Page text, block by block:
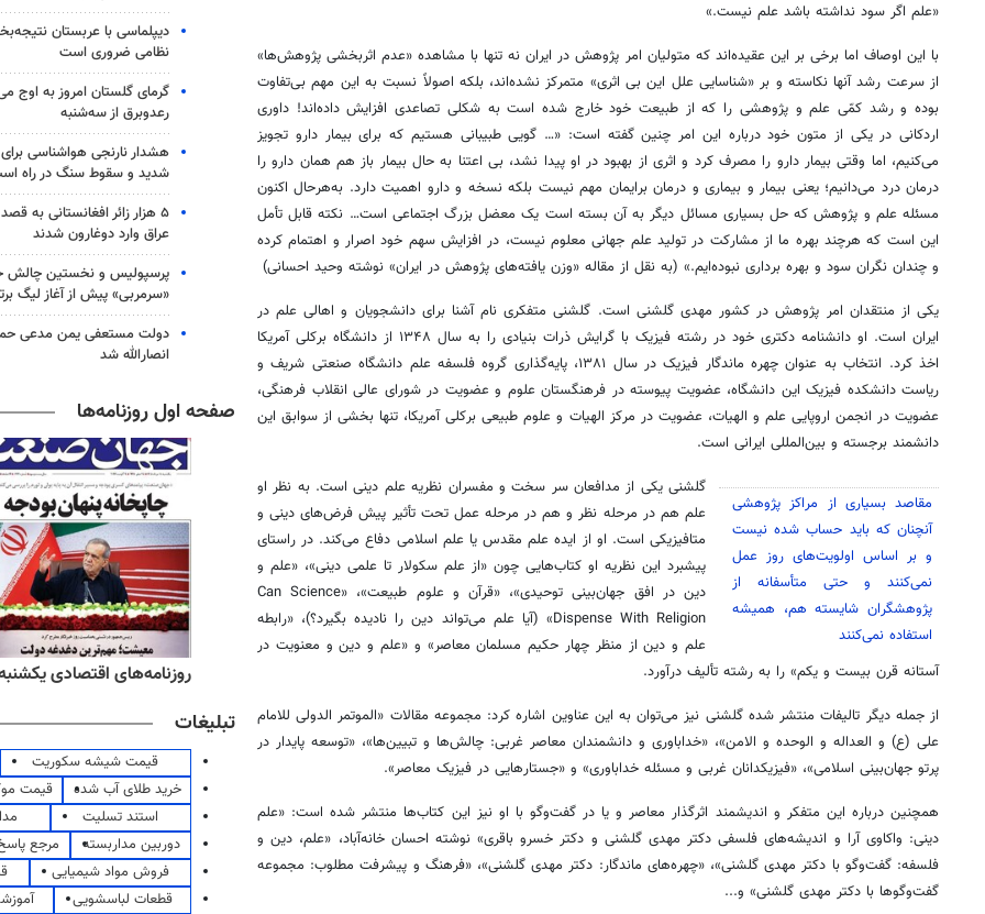
«علم اگر سود نداشته باشد علم نیست.»
با این اوصاف اما برخی بر این عقیده‌اند که متولیان امر پژوهش در ایران نه تنها با مشاهده «عدم اثربخشی پژوهش‌‎ها»
از سرعت رشد آنها نکاسته و بر «شناسایی علل این بی ‎اثری» متمرکز نشده‌‎اند، بلکه اصولاً نسبت به این مهم بی‌تفاوت
بوده و رشد کمّی علم و پژوهشی را که از طبیعت خود خارج شده است به شکلی تصاعدی افزایش داده‌‎اند! داوری
اردکانی در یکی از متون خود درباره این امر چنین گفته است: «… گویی طبیبانی هستیم که برای بیمار دارو تجویز
می‌کنیم، اما وقتی بیمار دارو را مصرف کرد و اثری از بهبود در او پیدا نشد، بی اعتنا به حال بیمار باز هم همان دارو را
درمان درد می‌دانیم؛ یعنی بیمار و بیماری و درمان برایمان مهم نیست بلکه نسخه و دارو اهمیت دارد. به‌هرحال اکنون
مسئله علم و پژوهش که حل بسیاری مسائل دیگر به آن بسته است یک معضل بزرگ اجتماعی است… نکته قابل تأمل
این است که هرچند بهره ما از مشارکت در تولید علم جهانی معلوم نیست، در افزایش سهم خود اصرار و اهتمام کرده
و چندان نگران سود و بهره ‎برداری نبوده‌‎ایم.» (به نقل از مقاله «وزن یافته‌های پژوهش در ایران» نوشته وحید احسانی)
یکی از منتقدان امر پژوهش در کشور مهدی گلشنی است. گلشنی متفکری نام آشنا برای دانشجویان و اهالی علم در
ایران است. او دانشنامه دکتری خود در رشته فیزیک با گرایش ذرات بنیادی را به سال ۱۳۴۸ از دانشگاه برکلی آمریکا
اخذ کرد. انتخاب به عنوان چهره ماندگار فیزیک در سال ۱۳۸۱، پایه‌گذاری گروه فلسفه علم دانشگاه صنعتی شریف و
ریاست دانشکده فیزیک این دانشگاه، عضویت پیوسته در فرهنگستان علوم و عضویت در شورای عالی انقلاب فرهنگی،
عضویت در انجمن اروپایی علم و الهیات، عضویت در مرکز الهیات و علوم طبیعی برکلی آمریکا، تنها بخشی از سوابق این
دانشمند برجسته و بین‌المللی ایرانی است.
مقاصد بسیاری از مراکز پژوهشی
آنچنان که باید حساب شده نیست
و بر اساس اولویت‌های روز عمل
نمی‌کنند و حتی متأسفانه از
پژوهشگران شایسته هم، همیشه
استفاده نمی‌کنند
گلشنی یکی از مدافعان سر سخت و مفسران نظریه علم دینی است. به نظر او
علم هم در مرحله نظر و هم در مرحله عمل تحت تأثیر پیش فرض‌های دینی و
متافیزیکی است. او از ایده علم مقدس یا علم اسلامی دفاع می‌کند. در راستای
پیشبرد این نظریه او کتاب‌هایی چون «از علم سکولار تا علمی دینی»، «علم و
دین در افق جهان‌بینی توحیدی»، «قرآن و علوم طبیعت»، «Can Science
Dispense With Religion» (آیا علم می‌تواند دین را نادیده بگیرد؟)، «رابطه
علم و دین از منظر چهار حکیم مسلمان معاصر» و «علم و دین و معنویت در
آستانه قرن بیست و یکم» را به رشته تألیف درآورد.
از جمله دیگر تالیفات منتشر شده گلشنی نیز می‌توان به این عناوین اشاره کرد: مجموعه مقالات «الموتمر الدولی للامام
علی (ع) و العداله و الوحده و الامن»، «خداباوری و دانشمندان معاصر غربی: چالش‌ها و تبیین‌ها»، «توسعه پایدار در
پرتو جهان‌بینی اسلامی»، «فیزیکدانان غربی و مسئله خداباوری» و «جستارهایی در فیزیک معاصر».
همچنین درباره این متفکر و اندیشمند اثرگذار معاصر و یا در گفت‌وگو با او نیز این کتاب‌ها منتشر شده است: «علم
دینی: واکاوی آرا و اندیشه‌های فلسفی دکتر مهدی گلشنی و دکتر خسرو باقری» نوشته احسان خانه‌آباد، «علم، دین و
فلسفه: گفت‌وگو با دکتر مهدی گلشنی»، «چهره‌های ماندگار: دکتر مهدی گلشنی»، «فرهنگ و پیشرفت مطلوب: مجموعه
گفت‌وگوها با دکتر مهدی گلشنی» و...
دیپلماسی با عربستان
نظامی ضروری است
گرمای گلستان امروز به اوج
رعدوبرق از سه‌شنبه
شدید و سقوط سنگ در راه
۵ هزار زائر افغانستانی به
عراق وارد دوغارون شدند
پرسپولیس و نخستین چالش
«سرمربی» پیش از آغاز لیگ
دولت مستعفی یمن مدعی
انصارالله شد
صفحه اول روزنامه‌ها
روزنامه‌های ورزشی شنبه ۱۷ مرداد ۱۴۰۵ روزنامه‌های اقتصادی یکشنبه ۱۸ مرداد
تبلیغات
قیمت شیشه سکوریت
خرید طلای آب شده
قیمت
استند تسلیت
دوربین مداربسته
مرجع
فروش مواد شیمیایی
قطعات لباسشویی